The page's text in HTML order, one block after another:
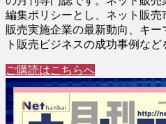
編集ポリシーとし、ネット販売
販売実施企業の最新動向、キ
ト販売ビジネスの成功事例など
ご購読はこちらへ